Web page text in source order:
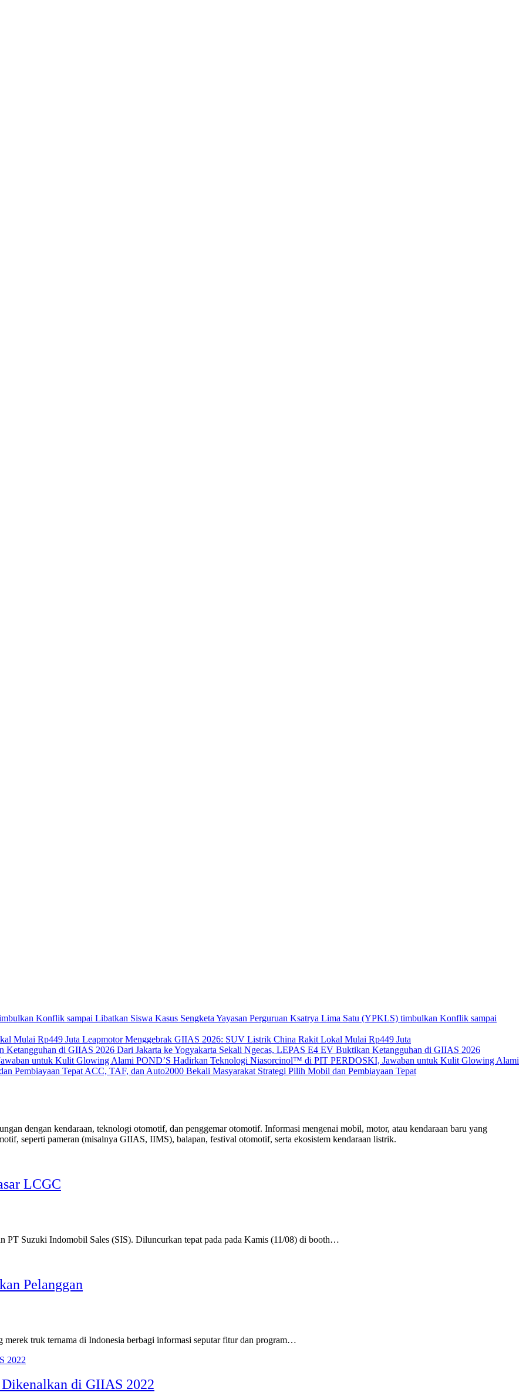
Kasus Sengketa Yayasan Perguruan Ksatrya Lima Satu (YPKLS) timbulkan Konflik sampai
Leapmotor Menggebrak GIIAS 2026: SUV Listrik China Rakit Lokal Mulai Rp449 Juta
Dari Jakarta ke Yogyakarta Sekali Ngecas, LEPAS E4 EV Buktikan Ketangguhan di GIIAS 2026
POND’S Hadirkan Teknologi Niasorcinol™ di PIT PERDOSKI, Jawaban untuk Kulit Glowing Alami
ACC, TAF, dan Auto2000 Bekali Masyarakat Strategi Pilih Mobil dan Pembiayaan Tepat
dengan kendaraan, teknologi otomotif, dan penggemar otomotif. Informasi mengenai mobil, motor, atau kendaraan baru yang
seperti pameran (misalnya GIIAS, IIMS), balapan, festival otomotif, serta ekosistem kendaraan listrik.
LCGC
PT Suzuki Indomobil Sales (SIS). Diluncurkan tepat pada pada Kamis (11/08) di booth…
Pelanggan
truk ternama di Indonesia berbagi informasi seputar fitur dan program…
di GIIAS 2022